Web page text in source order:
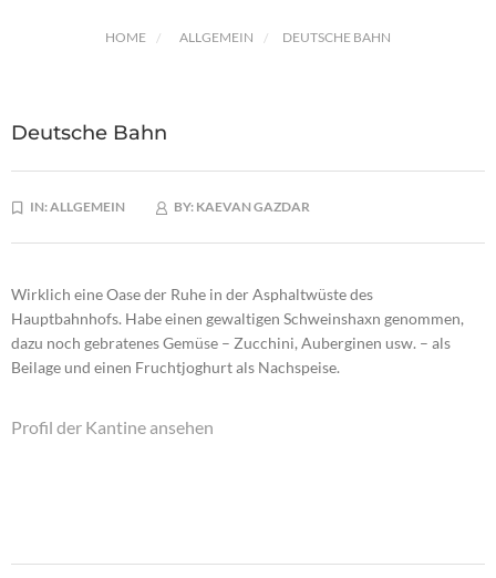
HOME ALLGEMEIN DEUTSCHE BAHN
Deutsche Bahn
IN:ALLGEMEIN BY: KAEVAN GAZDAR
Wirklich eine Oase der Ruhe in der Asphaltwüste des
Hauptbahnhofs. Habe einen gewaltigen Schweinshaxn genommen,
dazu noch gebratenes Gemüse – Zucchini, Auberginen usw. – als
Beilage und einen Fruchtjoghurt als Nachspeise.
Profil der Kantine ansehen